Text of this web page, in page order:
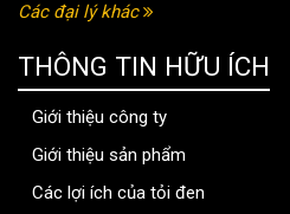
Các đại lý khác
THÔNG TIN HỮU ÍCH
Giới thiệu công ty
Giới thiệu sản phẩm
Các lợi ích của tỏi đen